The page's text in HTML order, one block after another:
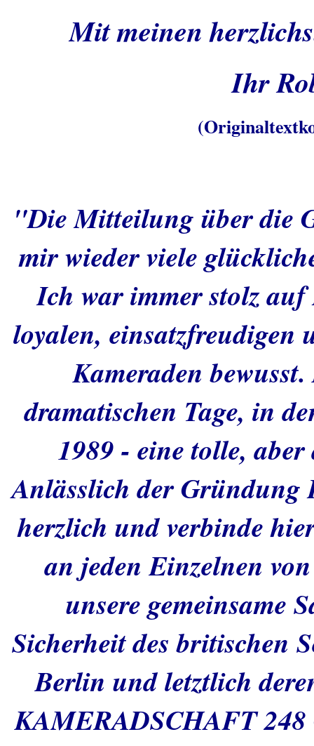
Mit meinen
Ihr
"Die Mitteilung über die
mir wieder viele
Ich war immer stolz
loyalen, einsatzfreudigen
Kameraden
dramatischen Tage, in
1989 - eine tolle,
Anlässlich der Gründung
herzlich und verbinde
an jeden Einzelnen
unsere gemeinsame
Sicherheit des britischen
Berlin und letztlich
KAMERADSCHAFT